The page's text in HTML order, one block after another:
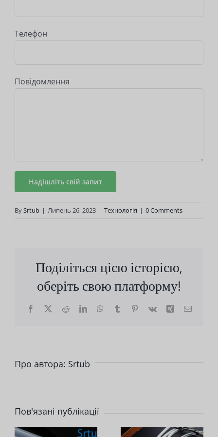
Телефон
Повідомлення
BySrtub | Липень 26, 2023 | Технологія | 0 Comments
Поділіться цією історією,
оберіть свою платформу!
Facebook
X RedditLinkedInWhatsApp
Tumblr Pinterest
Vk Сін.
Про автора: Srtub
Пов'язані публікації
Які
фактори
Який